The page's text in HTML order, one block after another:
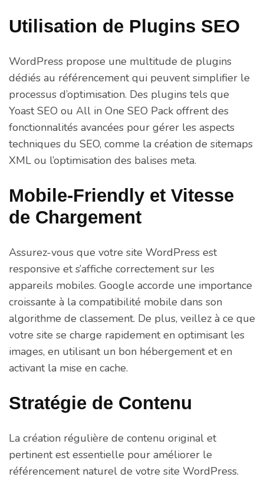
Utilisation de Plugins SEO
WordPress propose une multitude de plugins
dédiés au référencement qui peuvent simplifier le
processus d’optimisation. Des plugins tels que
Yoast SEO ou All in One SEO Pack offrent des
fonctionnalités avancées pour gérer les aspects
techniques du SEO, comme la création de sitemaps
XML ou l’optimisation des balises meta.
Mobile-Friendly et Vitesse
de Chargement
Assurez-vous que votre site WordPress est
responsive et s’affiche correctement sur les
appareils mobiles. Google accorde une importance
croissante à la compatibilité mobile dans son
algorithme de classement. De plus, veillez à ce que
votre site se charge rapidement en optimisant les
images, en utilisant un bon hébergement et en
activant la mise en cache.
Stratégie de Contenu
La création régulière de contenu original et
pertinent est essentielle pour améliorer le
référencement naturel de votre site WordPress.